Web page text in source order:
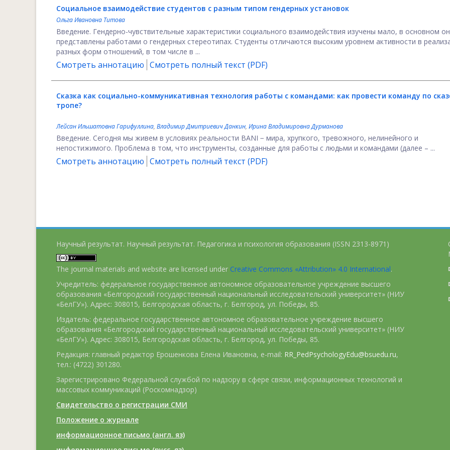
Социальное взаимодействие студентов с разным типом гендерных установок
Ольга Ивановна Титова
Введение. Гендерно-чувствительные характеристики социального взаимодействия изучены мало, в основном
представлены работами о гендерных стереотипах. Студенты отличаются высоким уровнем активности в
разных форм отношений, в том числе в ...
Смотреть аннотацию Смотреть полный текст (PDF)
Сказка как социально-коммуникативная технология работы с командами: как провести команду по
тропе?
Лейсан Ильшатовна Гарифуллина, Владимир Дмитриевич Данкин, Ирина Владимировна Дурманова
Введение. Сегодня мы живем в условиях реальности BANI − мира, хрупкого, тревожного, нелинейного и
непостижимого. Проблема в том, что инструменты, созданные для работы с людьми и командами (далее – ...
Смотреть аннотацию Смотреть полный текст (PDF)
Научный результат. Научный результат. Педагогика и психология образования (ISSN 2313-8971)
The journal materials and website are licensed under Creative Commons «Attribution» 4.0 International.
Учредитель: федеральное государственное автономное образовательное учреждение высшего
образования «Белгородский государственный национальный исследовательский университет» (НИУ
«БелГУ»). Адрес: 308015, Белгородская область, г. Белгород, ул. Победы, 85.
Издатель: федеральное государственное автономное образовательное учреждение высшего
образования «Белгородский государственный национальный исследовательский университет» (НИУ
«БелГУ»). Адрес: 308015, Белгородская область, г. Белгород, ул. Победы, 85.
Редакция: главный редактор Ерошенкова Елена Ивановна, e-mail: RR_PedPsychologyEdu@bsuedu.ru,
тел.: (4722) 301280.
Зарегистрировано Федеральной службой по надзору в сфере связи, информационных технологий и
массовых коммуникаций (Роскомнадзор)
Свидетельство о регистрации СМИ
Положение о журнале
информационное письмо (англ. яз)